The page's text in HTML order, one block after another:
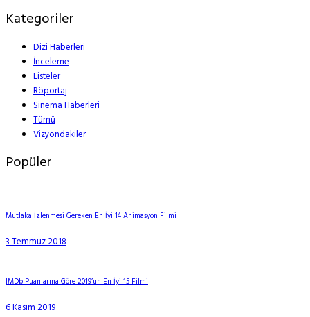
Kategoriler
Dizi Haberleri
İnceleme
Listeler
Röportaj
Sinema Haberleri
Tümü
Vizyondakiler
Popüler
Mutlaka İzlenmesi Gereken En İyi 14 Animasyon Filmi
3 Temmuz 2018
IMDb Puanlarına Göre 2019’un En İyi 15 Filmi
6 Kasım 2019